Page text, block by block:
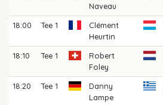
Naveau
18:00
Tee 1
Clément
Heurtin
18:10 Tee 1
Robert
Foley
18:20 Tee 1
Danny
Lampe